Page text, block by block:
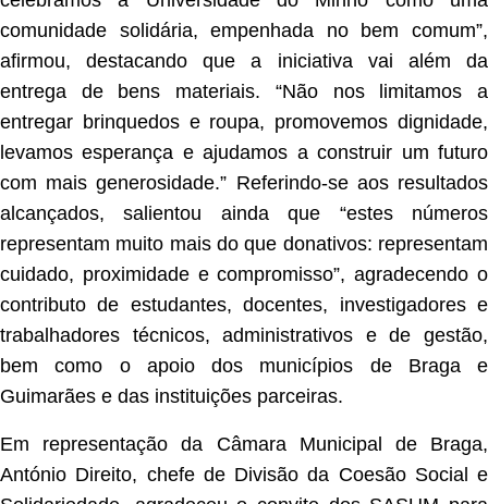
comunidade solidária, empenhada no bem comum”,
afirmou, destacando que a iniciativa vai além da
entrega de bens materiais. “Não nos limitamos a
entregar brinquedos e roupa, promovemos dignidade,
levamos esperança e ajudamos a construir um futuro
com mais generosidade.” Referindo-se aos resultados
alcançados, salientou ainda que “estes números
representam muito mais do que donativos: representam
cuidado, proximidade e compromisso”, agradecendo o
contributo de estudantes, docentes, investigadores e
trabalhadores técnicos, administrativos e de gestão,
bem como o apoio dos municípios de Braga e
Guimarães e das instituições parceiras.
Em representação da Câmara Municipal de Braga,
António Direito, chefe de Divisão da Coesão Social e